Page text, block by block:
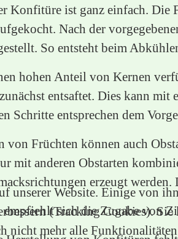
Konfitüre ist ganz einfach. Die
Nach der
So entsteht beim
hohen Anteil von Kernen
entsaftet. Dies kann mit
Schritte entsprechen dem
von Früchten können auch
mit anderen Obstarten
erzeugt werden.
empfiehlt sich die Zugabe von
unserer Website. Einige von
(Tracking Cookies).
nicht mehr alle